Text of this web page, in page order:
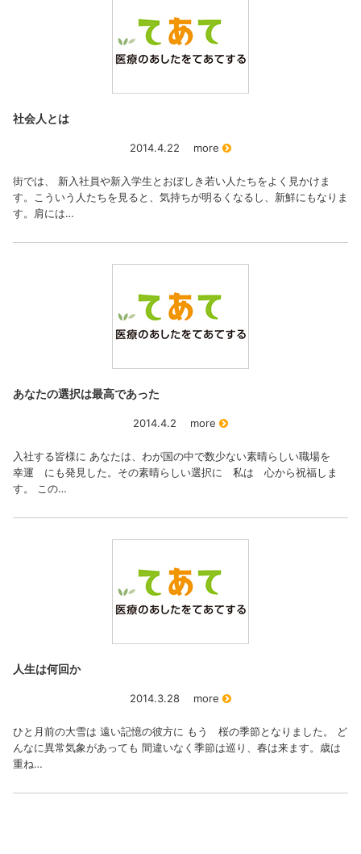
社会人とは
2014.4.22 more
街では、 新入社員や新入学生とおぼしき若い人たちをよく見かけま
す。こういう人たちを見ると、気持ちが明るくなるし、新鮮にもなりま
す。肩には…
あなたの選択は最高であった
2014.4.2 more
入社する皆様に あなたは、わが国の中で数少ない素晴らしい職場を
幸運 にも発見した。その素晴らしい選択に 私は 心から祝福しま
す。 この…
人生は何回か
2014.3.28 more
ひと月前の大雪は 遠い記憶の彼方に もう 桜の季節となりました。 ど
んなに異常気象があっても 間違いなく季節は巡り、春は来ます。歳は
重ね…